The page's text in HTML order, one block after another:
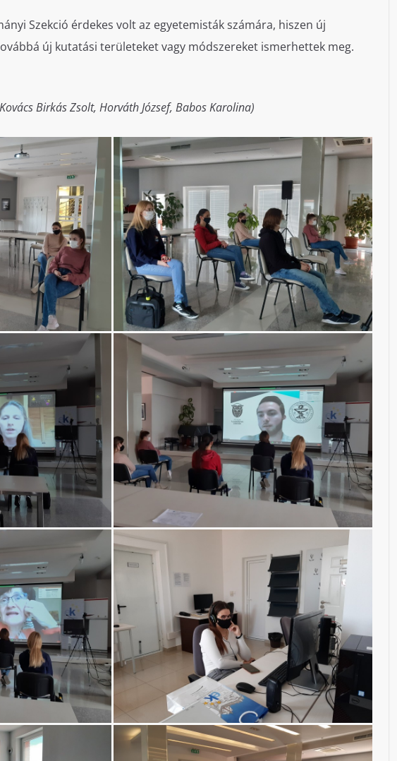
Szekció érdekes volt az egyetemisták számára, hiszen új
új kutatási területeket vagy módszereket ismerhettek meg.
Birkás Zsolt, Horváth József, Babos Karolina)